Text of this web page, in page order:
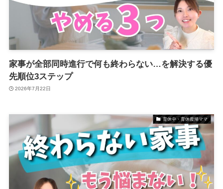
家事が全部同時進行で何も終わらない…を解決する優
先順位3ステップ
2026年7月22日
育休中・育休復帰ママ